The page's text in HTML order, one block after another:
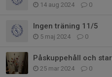
14 aug 2024 0
Ingen träning 11/5
5 maj 2024 0
Påskuppehåll och
25 mar 2024 0